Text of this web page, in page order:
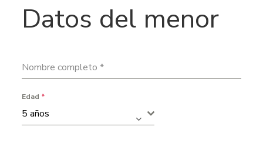
Datos del menor
Nombre completo*
Edad *
5 años